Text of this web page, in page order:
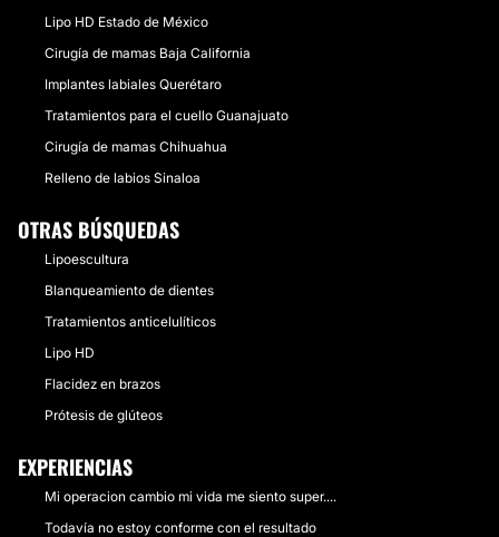
Lipo HD Estado de México
Cirugía de mamas Baja California
Implantes labiales Querétaro
Tratamientos para el cuello Guanajuato
Cirugía de mamas Chihuahua
Relleno de labios Sinaloa
OTRAS BÚSQUEDAS
Lipoescultura
Blanqueamiento de dientes
Tratamientos anticelulíticos
Lipo HD
Flacidez en brazos
Prótesis de glúteos
EXPERIENCIAS
Mi operacion cambio mi vida me siento super....
Todavía no estoy conforme con el resultado